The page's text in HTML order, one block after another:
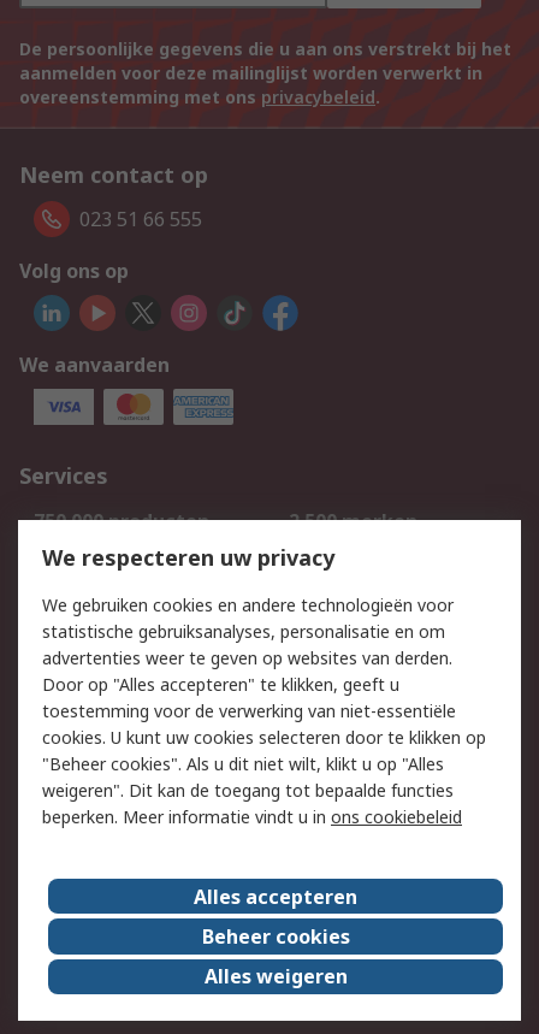
De persoonlijke gegevens die u aan ons verstrekt bij het
aanmelden voor deze mailinglijst worden verwerkt in
overeenstemming met ons privacybeleid.
Neem contact op
023 51 66 555
Volg ons op
We aanvaarden
Services
750.000 producten
2.500 merken
Bestellen
Inkoopoplossingen
Track & Trace
Wettelijk
Cookiebeleid
Email veiligheid
Privacybeleid
Websitevoorwaarden
Algemene
verkoopvoorwaarden
Over RS
RS Group
Over ons
RS wereldwijd
Werken bij RS
ESG
We respecteren uw privacy
We gebruiken cookies en andere technologieën voor
statistische gebruiksanalyses, personalisatie en om
advertenties weer te geven op websites van derden.
Door op "Alles accepteren" te klikken, geeft u
toestemming voor de verwerking van niet-essentiële
cookies. U kunt uw cookies selecteren door te klikken op
"Beheer cookies". Als u dit niet wilt, klikt u op "Alles
weigeren". Dit kan de toegang tot bepaalde functies
beperken. Meer informatie vindt u in ons cookiebeleid
Alles accepteren
Beheer cookies
Alles weigeren